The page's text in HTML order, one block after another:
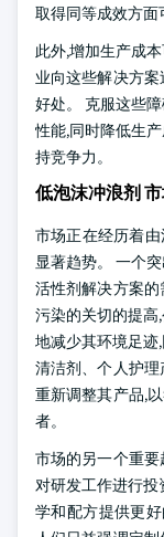
取得同等成效方面
此外,增加生产成
业向这些解决方
好处。 克服这些
性能,同时降低生
持竞争力。
低泡沫冲浪剂
市场正在经历着
显著趋势。 一个
活性剂解决方案
污染的关切的提高
地减少其环境足迹
清洁剂、个人护
重新调整其产品,
者。
市场的另一个重
对研发工作进行投
学和配方提供更